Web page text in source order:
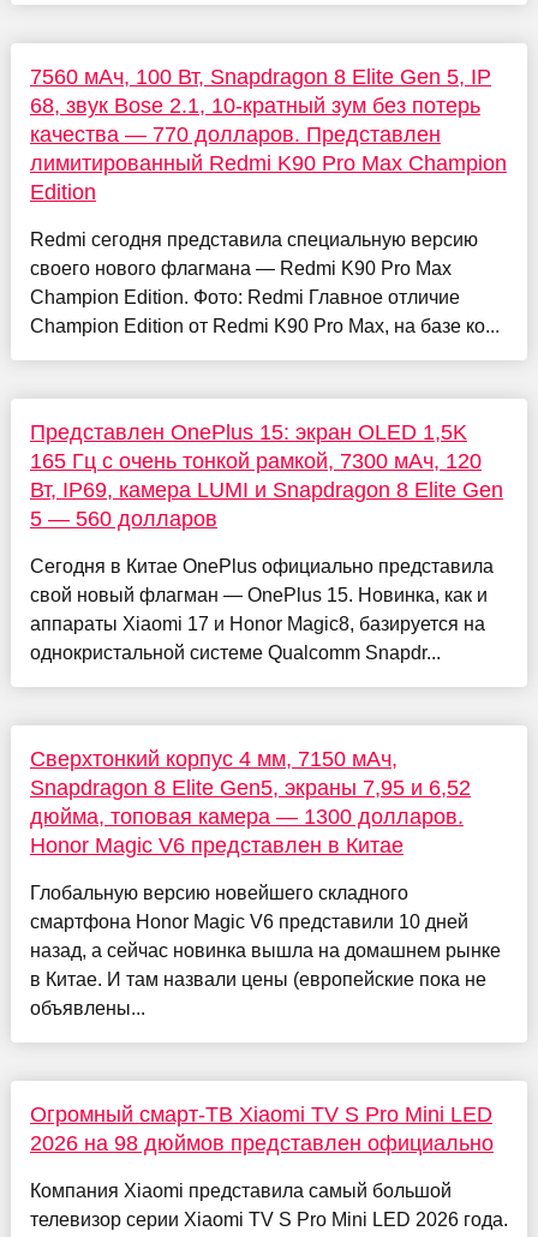
7560 мАч, 100 Вт, Snapdragon 8 Elite Gen 5, IP
68, звук Bose 2.1, 10-кратный зум без потерь
качества — 770 долларов. Представлен
лимитированный Redmi K90 Pro Max Champion
Edition
Redmi сегодня представила специальную версию
своего нового флагмана — Redmi K90 Pro Max
Champion Edition. Фото: Redmi Главное отличие
Champion Edition от Redmi K90 Pro Max, на базе ко...
Представлен OnePlus 15: экран OLED 1,5K
165 Гц с очень тонкой рамкой, 7300 мАч, 120
Вт, IP69, камера LUMI и Snapdragon 8 Elite Gen
5 — 560 долларов
Сегодня в Китае OnePlus официально представила
свой новый флагман — OnePlus 15. Новинка, как и
аппараты Xiaomi 17 и Honor Magic8, базируется на
однокристальной системе Qualcomm Snapdr...
Сверхтонкий корпус 4 мм, 7150 мАч,
Snapdragon 8 Elite Gen5, экраны 7,95 и 6,52
дюйма, топовая камера — 1300 долларов.
Honor Magic V6 представлен в Китае
Глобальную версию новейшего складного
смартфона Honor Magic V6 представили 10 дней
назад, а сейчас новинка вышла на домашнем рынке
в Китае. И там назвали цены (европейские пока не
объявлены...
Огромный смарт-ТВ Xiaomi TV S Pro Mini LED
2026 на 98 дюймов представлен официально
Компания Xiaomi представила самый большой
телевизор серии Xiaomi TV S Pro Mini LED 2026 года.